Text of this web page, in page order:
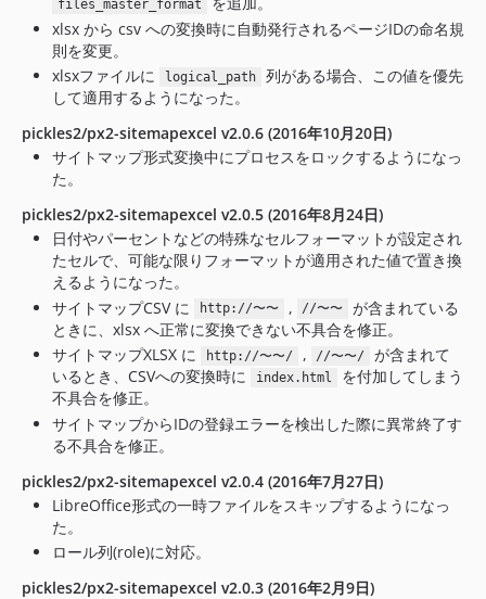
files_master_format
xlsx から csv への変換時に自動発行されるページIDの命名規
則を変更。
xlsxファイルに
logical_path
列がある場合、この値を優先
して適用するようになった。
pickles2/px2-sitemapexcel v2.0.6 (2016年10月20日)
サイトマップ形式変換中にプロセスをロックするようになっ
た。
pickles2/px2-sitemapexcel v2.0.5 (2016年8月24日)
日付やパーセントなどの特殊なセルフォーマットが設定され
たセルで、可能な限りフォーマットが適用された値で置き換
えるようになった。
サイトマップCSV に
http://〜〜 , //〜〜
が含まれている
ときに、xlsx へ正常に変換できない不具合を修正。
サイトマップXLSX に
http://〜〜/ , //〜〜/
が含まれて
いるとき、CSVへの変換時に
index.html
を付加してしまう
不具合を修正。
サイトマップからIDの登録エラーを検出した際に異常終了す
る不具合を修正。
pickles2/px2-sitemapexcel v2.0.4 (2016年7月27日)
LibreOffice形式の一時ファイルをスキップするようになっ
た。
ロール列(role)に対応。
pickles2/px2-sitemapexcel v2.0.3 (2016年2月9日)